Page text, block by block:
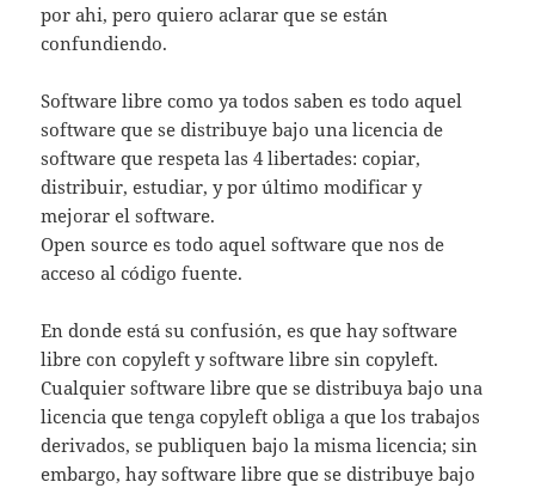
por ahi, pero quiero aclarar que se están
confundiendo.
Software libre como ya todos saben es todo aquel
software que se distribuye bajo una licencia de
software que respeta las 4 libertades: copiar,
distribuir, estudiar, y por último modificar y
mejorar el software.
Open source es todo aquel software que nos de
acceso al código fuente.
En donde está su confusión, es que hay software
libre con copyleft y software libre sin copyleft.
Cualquier software libre que se distribuya bajo una
licencia que tenga copyleft obliga a que los trabajos
derivados, se publiquen bajo la misma licencia; sin
embargo, hay software libre que se distribuye bajo